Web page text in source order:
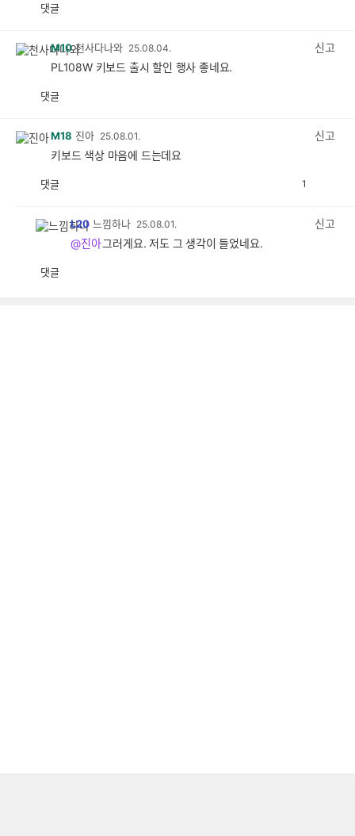
댓글
M10 천사다나와 25.08.04.
신고
PL108W 키보드 출시 할인 행사 좋네요.
댓글
M18 진아 25.08.01.
신고
키보드 색상 마음에 드는데요
댓글 1
L20 느낌하나 25.08.01.
신고
@진아 그러게요. 저도 그 생각이 들었네요.
댓글